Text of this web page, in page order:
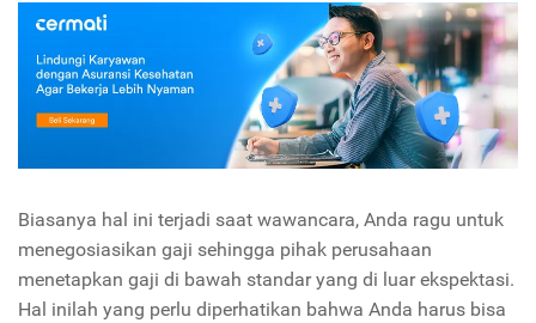
Biasanya hal ini terjadi saat wawancara, Anda ragu untuk
menegosiasikan gaji sehingga pihak perusahaan
menetapkan gaji di bawah standar yang di luar ekspektasi.
Hal inilah yang perlu diperhatikan bahwa Anda harus bisa